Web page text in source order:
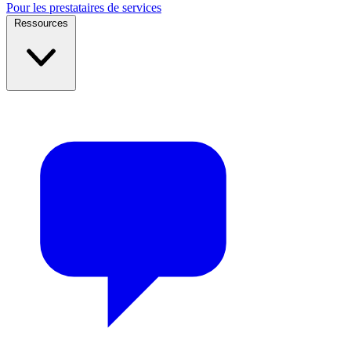
Pour les prestataires de services